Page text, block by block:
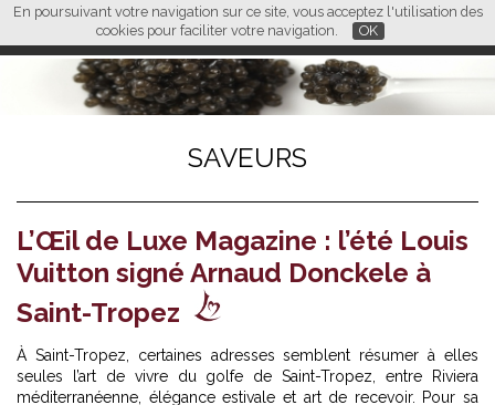
En poursuivant votre navigation sur ce site, vous acceptez l'utilisation des
cookies pour faciliter votre navigation.
OK
FR EN CN
L M
SAVEURS
L’Œil de Luxe Magazine : l’été Louis
Vuitton signé Arnaud Donckele à
Saint-Tropez
À Saint-Tropez, certaines adresses semblent résumer à elles
seules
l’art de vivre du golfe de Saint-Tropez , entre Riviera
méditerranéenne, élégance estivale et art de recevoir. Pour sa